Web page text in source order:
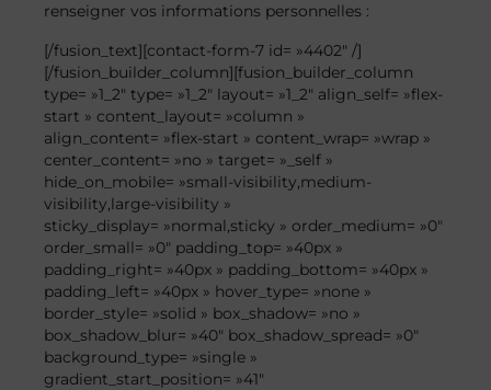
renseigner vos informations personnelles :
[/fusion_text][contact-form-7 id= »4402″ /]
[/fusion_builder_column][fusion_builder_column
type= »1_2″ type= »1_2″ layout= »1_2″ align_self= »flex-
start » content_layout= »column »
align_content= »flex-start » content_wrap= »wrap »
center_content= »no » target= »_self »
hide_on_mobile= »small-visibility,medium-
visibility,large-visibility »
sticky_display= »normal,sticky » order_medium= »0″
order_small= »0″ padding_top= »40px »
padding_right= »40px » padding_bottom= »40px »
padding_left= »40px » hover_type= »none »
border_style= »solid » box_shadow= »no »
box_shadow_blur= »40″ box_shadow_spread= »0″
background_type= »single »
gradient_start_position= »41″